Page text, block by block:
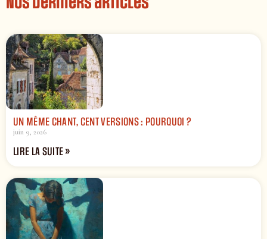
UN MÊME CHANT, CENT VERSIONS : POURQUOI ?
juin 9, 2026
LIRE LA SUITE »